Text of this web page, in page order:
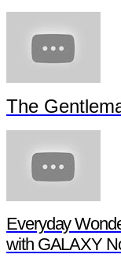
The
Everyday
with GALAXY